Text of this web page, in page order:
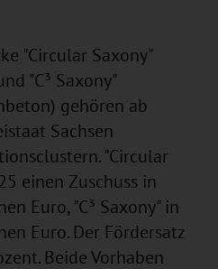
"Circular Saxony"
"C³ Saxony"
gehören ab
Sachsen
"Circular
einen Zuschuss in
Euro, "C³ Saxony" in
Euro. Der Fördersatz
Beide Vorhaben